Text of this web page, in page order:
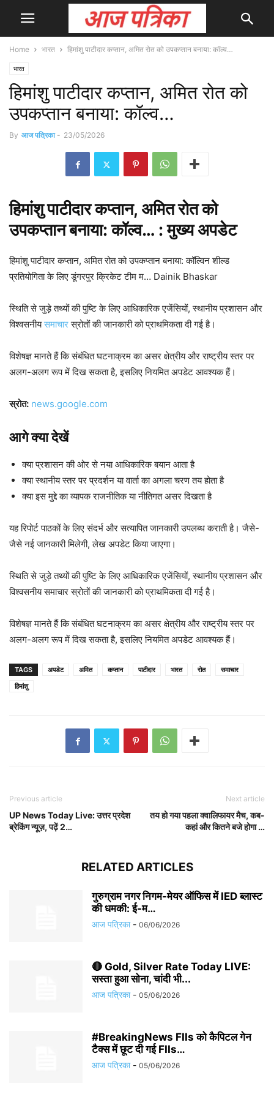
Home भारत हिमांशु पाटीदार कप्तान, अमित रोत को उपकप्तान बनाया: कॉल्व…
भारत
हिमांशु पाटीदार कप्तान, अमित रोत को
उपकप्तान बनाया: कॉल्व…
By आज पत्रिका - 23/05/2026
हिमांशु पाटीदारकप्तान, अमित रोत को
उपकप्तान बनाया: कॉल्व… : मुख्यअपडेट
हिमांशु पाटीदार कप्तान, अमित रोत को उपकप्तान बनाया: कॉल्विन शील्ड
प्रतियोगिता के लिए डूंगरपुर क्रिकेट टीम म… Dainik Bhaskar
स्थिति से जुड़े तथ्यों की पुष्टि के लिए आधिकारिक एजेंसियों, स्थानीय प्रशासन और
विश्वसनीयसमाचारस्रोतों की जानकारी को प्राथमिकता दी गई है।
विशेषज्ञ मानते हैं कि संबंधित घटनाक्रम का असर क्षेत्रीय और राष्ट्रीय स्तर पर
अलग-अलग रूप में दिख सकता है, इसलिए नियमित अपडेट आवश्यक हैं।
स्रोत: news.google.com
आगे क्या देखें
क्या प्रशासन की ओर से नया आधिकारिक बयान आता है
क्या स्थानीय स्तर पर प्रदर्शन या वार्ता का अगला चरण तय होता है
क्या इस मुद्दे का व्यापक राजनीतिक या नीतिगत असर दिखता है
यह रिपोर्ट पाठकों के लिए संदर्भ और सत्यापित जानकारी उपलब्ध कराती है। जैसे-
जैसे नई जानकारी मिलेगी, लेख अपडेट किया जाएगा।
स्थिति से जुड़े तथ्यों की पुष्टि के लिए आधिकारिक एजेंसियों, स्थानीय प्रशासन और
विश्वसनीय समाचार स्रोतों की जानकारी को प्राथमिकता दी गई है।
विशेषज्ञ मानते हैं कि संबंधित घटनाक्रम का असर क्षेत्रीय और राष्ट्रीय स्तर पर
अलग-अलग रूप में दिख सकता है, इसलिए नियमित अपडेट आवश्यक हैं।
TAGS अपडेट अमित कप्तान पाटीदार भारत रोत
समाचार
हिमांशु
Previous article
UP News Today Live: उत्तर प्रदेश
ब्रेकिंग न्यूज़, पढ़ें 2…
Next article
तय हो गया पहला क्वालिफायर मैच, कब-
कहां और कितने बजे होगा …
RELATED ARTICLES
गुरुग्राम नगर निगम-मेयर ऑफिस में IED ब्लास्ट
की धमकी: ई-म…
आज पत्रिका - 06/06/2026
🔴 Gold, Silver Rate Today LIVE:
सस्ता हुआ सोना, चांदी भी...
आज पत्रिका - 05/06/2026
#BreakingNews FIIs को कैपिटल गेन
टैक्स में छूट दी गई FIIs…
आज पत्रिका - 05/06/2026